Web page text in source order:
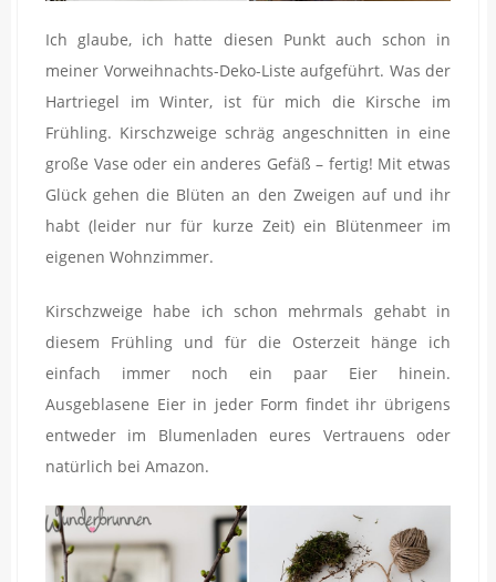
Ich glaube, ich hatte diesen Punkt auch schon in
meiner Vorweihnachts-Deko-Liste aufgeführt. Was der
Hartriegel im Winter, ist für mich die Kirsche im
Frühling. Kirschzweige schräg angeschnitten in eine
große Vase oder ein anderes Gefäß – fertig! Mit etwas
Glück gehen die Blüten an den Zweigen auf und ihr
habt (leider nur für kurze Zeit) ein Blütenmeer im
eigenen Wohnzimmer.
Kirschzweige habe ich schon mehrmals gehabt in
diesem Frühling und für die Osterzeit hänge ich
einfach immer noch ein paar Eier hinein.
Ausgeblasene Eier in jeder Form findet ihr übrigens
entweder im Blumenladen eures Vertrauens oder
natürlich bei Amazon.